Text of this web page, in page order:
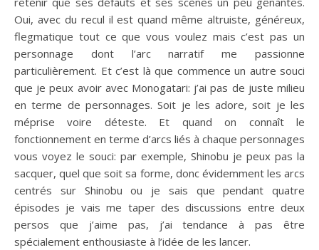
Oui, avec du recul il est quand même altruiste, généreux,
flegmatique tout ce que vous voulez mais c’est pas un
personnage dont l’arc narratif me passionne
particulièrement. Et c’est là que commence un autre souci
que je peux avoir avec Monogatari: j’ai pas de juste milieu
en terme de personnages. Soit je les adore, soit je les
méprise voire déteste. Et quand on connaît le
fonctionnement en terme d’arcs liés à chaque personnages
vous voyez le souci: par exemple, Shinobu je peux pas la
sacquer, quel que soit sa forme, donc évidemment les arcs
centrés sur Shinobu ou je sais que pendant quatre
épisodes je vais me taper des discussions entre deux
persos que j’aime pas, j’ai tendance à pas être
spécialement enthousiaste à l’idée de les lancer.